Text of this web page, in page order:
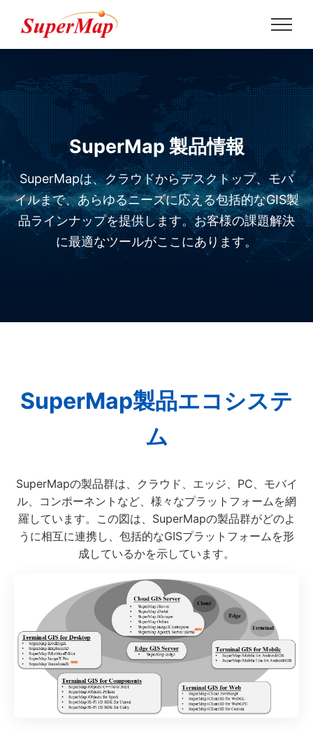
SuperMap 製品情報
SuperMapは、クラウドからデスクトップ、モバ
イルまで、あらゆるニーズに応える包括的なGIS製
品ラインナップを提供します。お客様の課題解決
に最適なツールがここにあります。
SuperMap製品エコシステ
ム
SuperMapの製品群は、クラウド、エッジ、PC、モバイ
ル、コンポーネントなど、様々なプラットフォームを網
羅しています。この図は、SuperMapの製品群がどのよ
うに相互に連携し、包括的なGISプラットフォームを形
成しているかを示しています。